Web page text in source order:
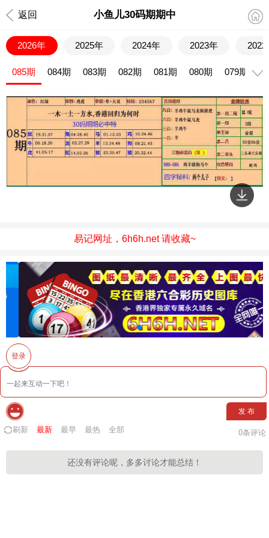
返回 小鱼儿30码期期中
2026年 2025年 2024年 2023年 2022
085期 084期 083期 082期 081期 080期 079期
易记网址，6h6h.net 请收藏~
登录
发 布
刷新 最新 最早 最热 全部 0条评论
还没有评论呢，多多讨论才能总结！